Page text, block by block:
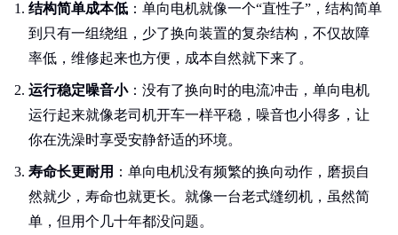
结构简单成本低 ：单向电机就像一个“直性子”，结构简单
到只有一组绕组，少了换向装置的复杂结构，不仅故障
率低，维修起来也方便，成本自然就下来了。
运行稳定噪音小：没有了换向时的电流冲击，单向电机
运行起来就像老司机开车一样平稳，噪音也小得多，让
你在洗澡时享受安静舒适的环境。
寿命长更耐用 ：单向电机没有频繁的换向动作，磨损自
然就少，寿命也就更长。就像一台老式缝纫机，虽然简
单，但用个几十年都没问题。